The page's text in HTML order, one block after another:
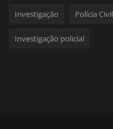
Investigação Polícia Civil
Investigação policial